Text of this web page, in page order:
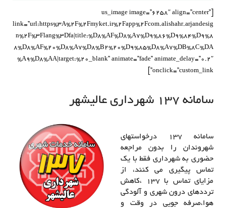
[us_image image=”6258″ align=”center”
link=”url:https%3A%2F%2Fmyket.ir%2Fapp%2Fcom.alishahr.arjandesig
n%2F%3Flang%3Dfa|title:%D8%AF%D8%A7%D9%86%D9%84%D9%8
8%D8%AF%20%D8%A7%D8%B2%20%D9%85%D8%A7%DB%8C%DA
%A9%D8%AA|target:%20_blank” animate=”fade” animate_delay=”0.2″
onclick=”custom_link”]
سامانه ۱۳۷ شهرداری عالیشهر
سامانه ۱۳۷ درخواستهای
شهروندان را بدون مراجعه
حضوری به شهرداری فقط با یک
تماس پیگیری می کنند، از
مزایای تماس با ۱۳۷ ،‌کاهش
ترددهای درون شهری و آلودگی
هوا،‌صرفه جویی در وقت و